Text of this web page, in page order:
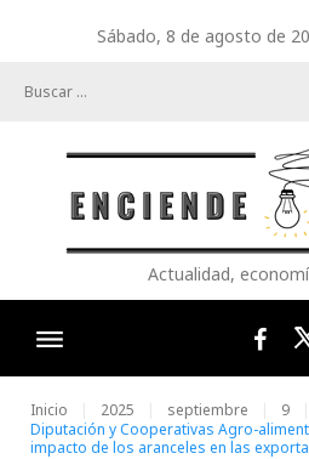
Sábado, 8 de agosto de
Actualidad,
Inicio 2025 septiembre 9
Diputación y Cooperativas Agro-
impacto de los aranceles en las